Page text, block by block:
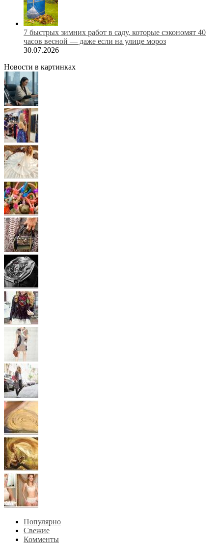
7 быстрых зимних работ в саду, которые сэкономят 40
часов весной — даже если на улице мороз
30.07.2026
Новости в картинках
Популярно
Свежие
Комменты